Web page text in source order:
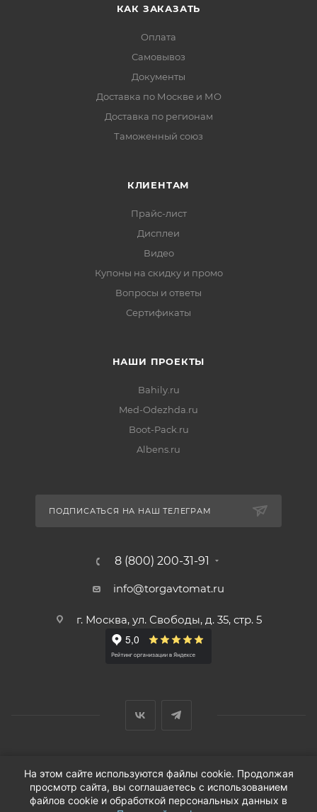
КАК ЗАКАЗАТЬ
Оплата
Самовывоз
Документы
Доставка по Москве и МО
Доставка по регионам
Таможенный союз
КЛИЕНТАМ
Прайс-лист
Дисплеи
Видео
Купоны на скидку и промо
Вопросы и ответы
Сертификаты
НАШИ ПРОЕКТЫ
Bahily.ru
Med-Odezhda.ru
Boot-Pack.ru
Albens.ru
ПОДПИСАТЬСЯ НА НАШ ТЕЛЕГРАМ
8 (800) 200-31-91
info@torgavtomat.ru
г. Москва, ул. Свободы, д. 35, стр. 5
© ООО «Вендорс», 1999-2026 г.
На этом сайте используются файлы cookie. Продолжая
просмотр сайта, вы соглашаетесь с использованием
файлов cookie и обработкой персональных данных в